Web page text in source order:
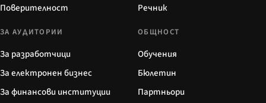
Поверителност
Речник
ЗА АУДИТОРИИ
За разработчици
За електронен бизнес
За финансови институции
ОБЩНОСТ
Обучения
Бюлетин
Партньори